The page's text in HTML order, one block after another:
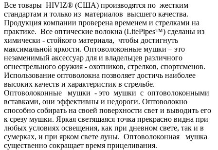
Все товары HIVIZ® (США) производятся по жестким
стандартам и только из материалов высшего качества.
Продукция компании проверена временем и стрелками на
практике. Все оптические волокна (LitePipes™) сделаны из
химически - стойкого материала, чтобы достигнуть
максимальной яркости. Оптоволоконные мушки – это
незаменимый аксессуар для и владельцев различного
огнестрельного оружия - охотников, стрелков, спортсменов.
Использование оптоволокна позволяет достичь наиболее
высоких качеств и характеристик в стрельбе.
Оптоволоконные мушки - это мушки с оптоволоконными
вставками, они эффективны и недороги. Оптоволокно
способно собирать на своей поверхности свет и выводить его
к срезу мушки. Яркая светящаяся точка прекрасно видна при
любых условиях освещения, как при дневном свете, так и в
сумерках, и при ярком свете луны. Оптоволоконная мушка
существенно сокращает время прицеливания.